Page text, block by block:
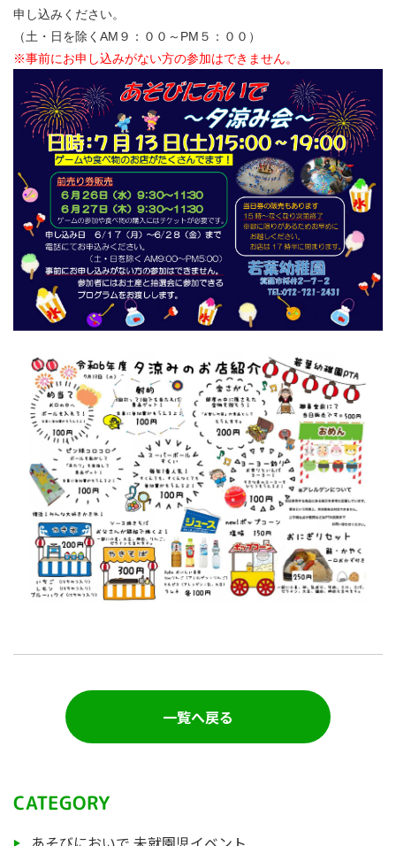
申し込みください。
（土・日を除くAM９：００～PM５：００）
※事前にお申し込みがない方の参加はできません。
一覧へ戻る
CATEGORY